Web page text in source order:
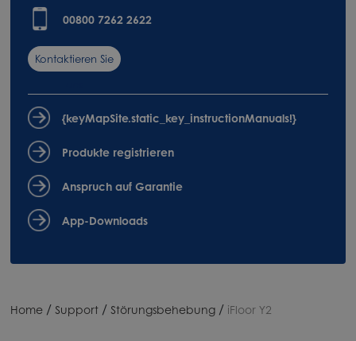
00800 7262 2622
Kontaktieren Sie
{keyMapSite.static_key_instructionManuals!}
Produkte registrieren
Anspruch auf Garantie
App-Downloads
Home / Support / Störungsbehebung / iFloor Y2